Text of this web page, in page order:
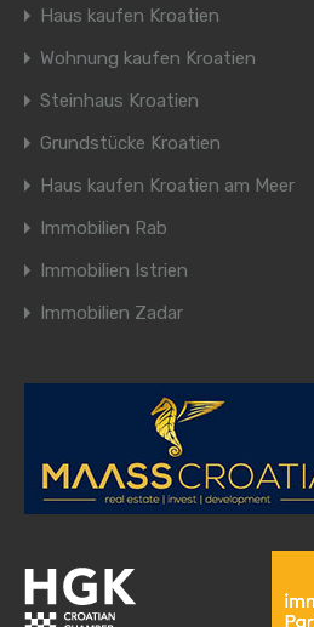
Haus kaufen Kroatien
Wohnung kaufen Kroatien
Steinhaus Kroatien
Grundstücke Kroatien
Haus kaufen Kroatien am Meer
Immobilien Rab
Immobilien Istrien
Immobilien Zadar